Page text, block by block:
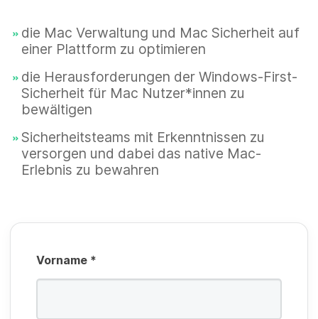
Vorname *
d
t
f
e
l
d
li
c
h
t
f
e
P
f
li
c
h
f
l
die Mac Verwaltung und Mac Sicherheit auf
einer Plattform zu optimieren
die Herausforderungen der Windows-First-
Sicherheit für Mac Nutzer*innen zu
bewältigen
Sicherheitsteams mit Erkenntnissen zu
versorgen und dabei das native Mac-
Erlebnis zu bewahren